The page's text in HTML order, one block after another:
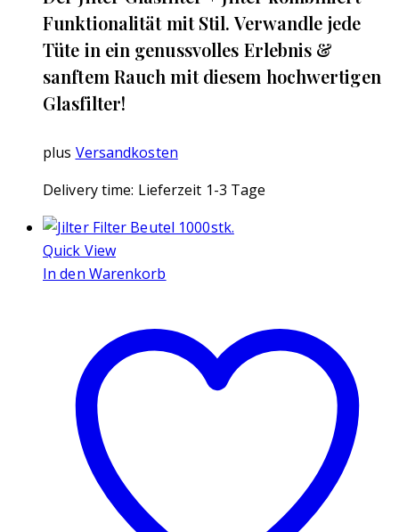
Funktionalität mit Stil. Verwandle jede
Tüte in ein genussvolles Erlebnis &
sanftem Rauch mit diesem hochwertigen
Glasfilter!
plus Versandkosten
Delivery time: Lieferzeit 1-3 Tage
Quick View
In den Warenkorb